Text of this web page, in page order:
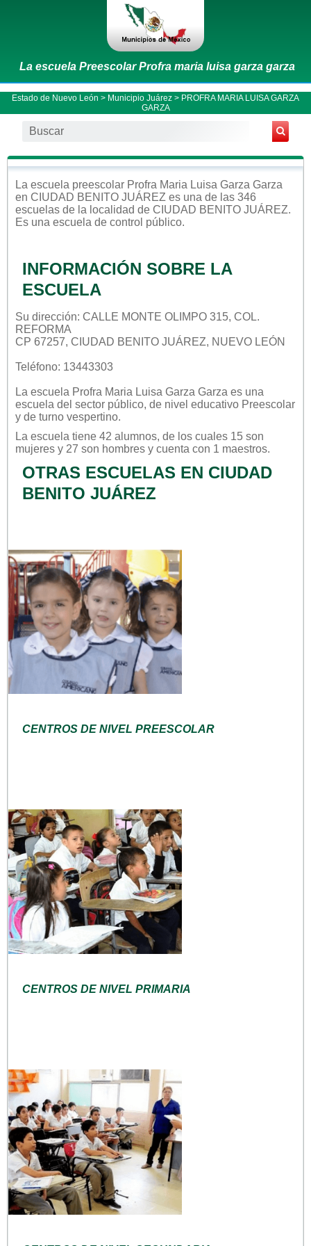
La escuela Preescolar Profra maria luisa garza garza
Estado de Nuevo León > Municipio Juárez > PROFRA MARIA LUISA GARZA
GARZA
La escuela preescolar Profra Maria Luisa Garza Garza
en CIUDAD BENITO JUÁREZ es una de las 346
escuelas de la localidad de CIUDAD BENITO JUÁREZ.
Es una escuela de control público.
INFORMACIÓN SOBRE LA
ESCUELA
Su dirección: CALLE MONTE OLIMPO 315, COL.
REFORMA
CP 67257, CIUDAD BENITO JUÁREZ, NUEVO LEÓN
Teléfono: 13443303
La escuela Profra Maria Luisa Garza Garza es una
escuela del sector público, de nivel educativo Preescolar
y de turno vespertino.
La escuela tiene 42 alumnos, de los cuales 15 son
mujeres y 27 son hombres y cuenta con 1 maestros.
OTRAS ESCUELAS EN CIUDAD
BENITO JUÁREZ
CENTROS DE NIVEL PREESCOLAR
CENTROS DE NIVEL PRIMARIA